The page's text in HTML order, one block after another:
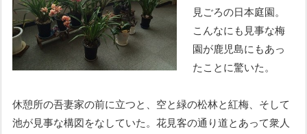
見ごろの日本庭園。
こんなにも見事な梅
園が鹿児島にもあっ
たことに驚いた。
休憩所の吾妻家の前に立つと、空と緑の松林と紅梅、そして
池が見事な構図をなしていた。花見客の通り道とあって衆人